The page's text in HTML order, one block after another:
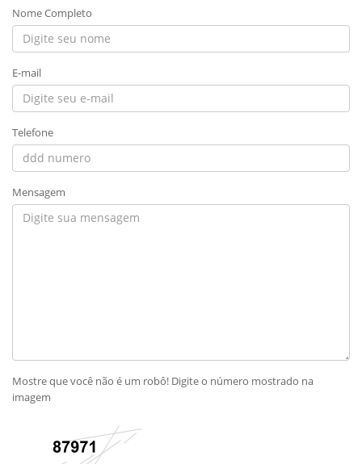
Nome Completo
E-mail
Telefone
Mensagem
Mostre que você não é um robô! Digite o número mostrado na
imagem